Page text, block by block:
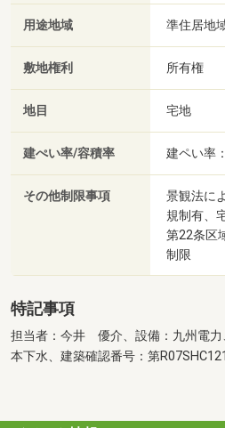
用途地域 準住居地
敷地権利 所有権
地目 宅地
建ぺい率/容積率 建ペい率
その他制限事項
景観法に
規制有、
第22条区
制限
特記事項
担当者：今井 優介、設備：九州電力
本下水、建築確認番号：第